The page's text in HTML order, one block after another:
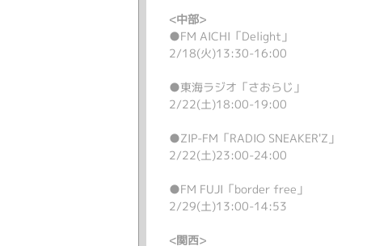
<中部>
●FM AICHI「Delight」
2/18(火)13:30-16:00
●東海ラジオ「さおらじ」
2/22(土)18:00-19:00
●ZIP-FM「RADIO SNEAKER'Z」
2/22(土)23:00-24:00
●FM FUJI「border free」
2/29(土)13:00-14:53
<関西>